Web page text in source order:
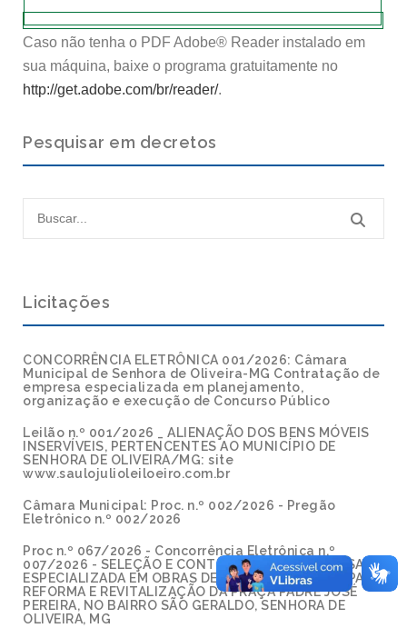
Caso não tenha o PDF Adobe® Reader instalado em
sua máquina, baixe o programa gratuitamente no
http://get.adobe.com/br/reader/.
Pesquisar em decretos
Licitações
CONCORRÊNCIA ELETRÔNICA 001/2026: Câmara
Municipal de Senhora de Oliveira-MG Contratação de
empresa especializada em planejamento,
organização e execução de Concurso Público
Leilão n.º 001/2026 _ ALIENAÇÃO DOS BENS MÓVEIS
INSERVÍVEIS, PERTENCENTES AO MUNICÍPIO DE
SENHORA DE OLIVEIRA/MG: site
www.saulojulioleiloeiro.com.br
Câmara Municipal: Proc. n.º 002/2026 - Pregão
Eletrônico n.º 002/2026
Proc n.º 067/2026 - Concorrência Eletrônica n.º
007/2026 - SELEÇÃO E CONTRATAÇÃO DE EMPRESA
ESPECIALIZADA EM OBRAS DE ENGENHARIA CIVIL PARA
REFORMA E REVITALIZAÇÃO DA PRAÇA PADRE JOSÉ
PEREIRA, NO BAIRRO SÃO GERALDO, SENHORA DE
OLIVEIRA, MG